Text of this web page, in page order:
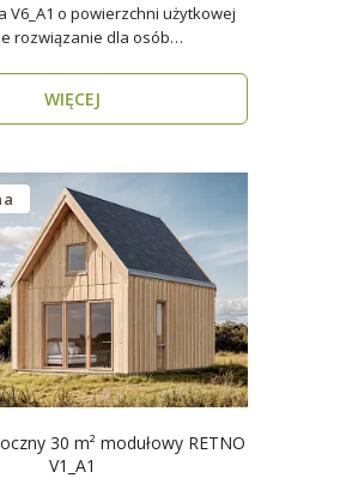
V6_A1 o powierzchni użytkowej
rozwiązanie dla osób
WIĘCEJ
30 m² modułowy RETNO
V1_A1